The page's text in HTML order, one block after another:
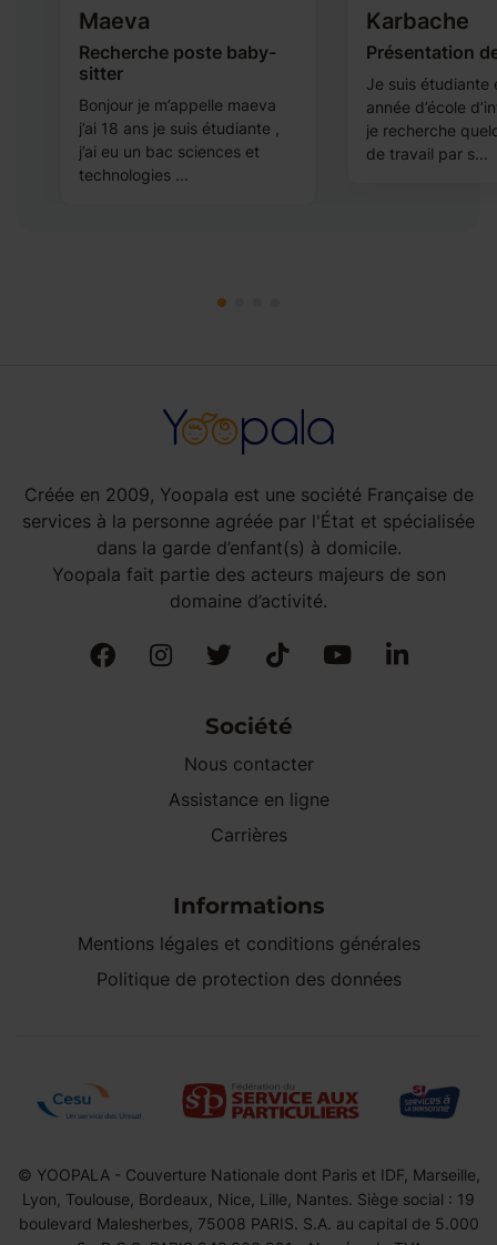
Maeva
Recherche poste baby-
sitter
Bonjour je m’appelle maeva
j’ai 18 ans je suis étudiante ,
j’ai eu un bac sciences et
technologies ...
Karbache
Présentation
Je suis étudiante
année d’école
je recherche
de travail par s...
Créée en 2009, Yoopala est une société Française de
services à la personne agréée par l'État et spécialisée
dans la garde d’enfant(s) à domicile.
Yoopala fait partie des acteurs majeurs de son
domaine d’activité.
Société
Nous contacter
Assistance en ligne
Carrières
Informations
Mentions légales et conditions générales
Politique de protection des données
© YOOPALA - Couverture Nationale dont Paris et IDF, Marseille,
Lyon, Toulouse, Bordeaux, Nice, Lille, Nantes. Siège social : 19
boulevard Malesherbes, 75008 PARIS. S.A. au capital de 5.000